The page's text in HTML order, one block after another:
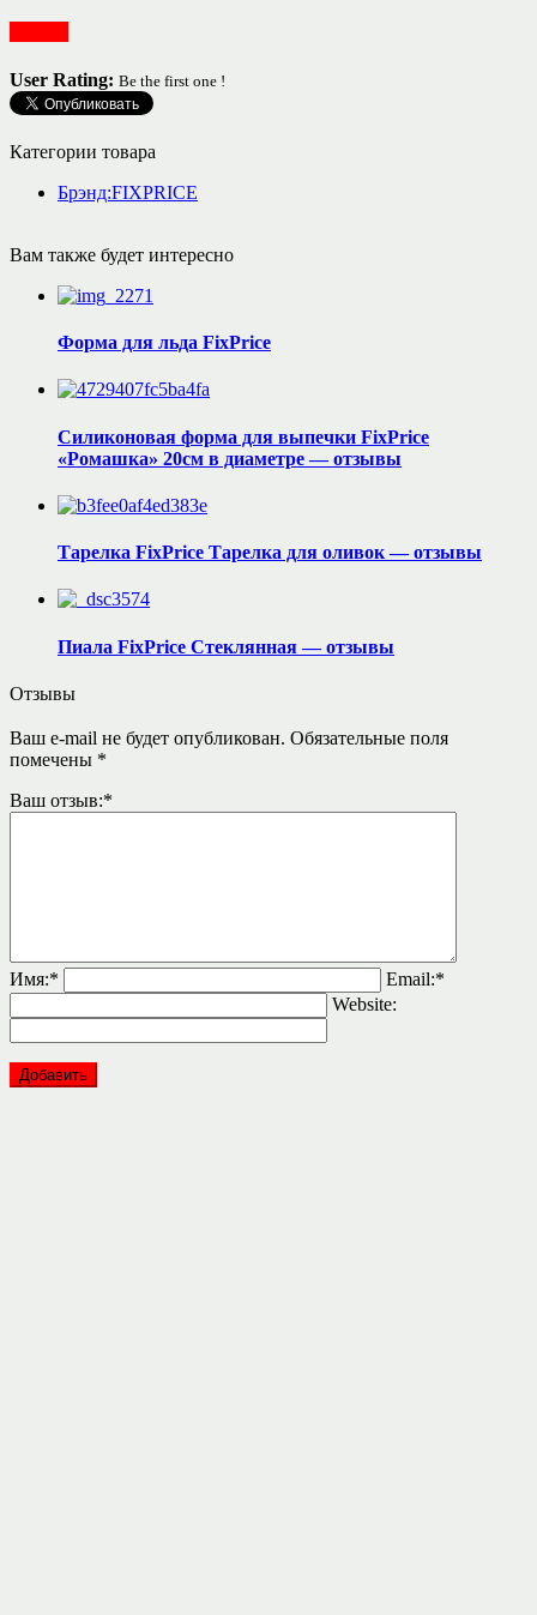
User Rating: Be the first one !
Категории товара
Брэнд:FIXPRICE
Вам также будет интересно
Форма для льда FixPrice
Силиконовая форма для выпечки FixPrice
«Ромашка» 20см в диаметре — отзывы
Тарелка FixPrice Тарелка для оливок — отзывы
Пиала FixPrice Стеклянная — отзывы
Отзывы
Ваш e-mail не будет опубликован. Обязательные поля
помечены *
Ваш отзыв:*
Имя:* Email:*
Website: